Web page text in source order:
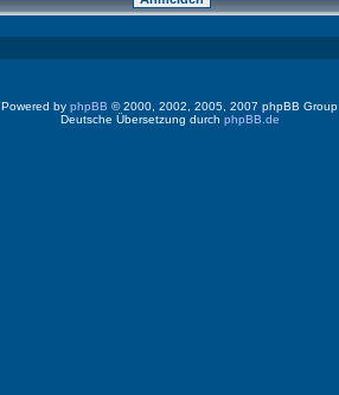
Powered by phpBB © 2000, 2002, 2005, 2007 phpBB Group
Deutsche Übersetzung durch phpBB.de